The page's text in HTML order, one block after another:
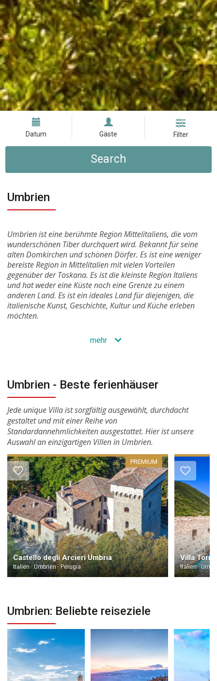
Datum Gäste Filter
Search
Umbrien
Umbrien ist eine berühmte Region Mittelitaliens, die vom
wunderschönen Tiber durchquert wird. Bekannt für seine
alten Domkirchen und schönen Dörfer. Es ist eine weniger
bereiste Region in Mittelitalien mit vielen Vorteilen
gegenüber der Toskana. Es ist die kleinste Region Italiens
und hat weder eine Küste noch eine Grenze zu einem
anderen Land. Es ist ein ideales Land für diejenigen, die
italienische Kunst, Geschichte, Kultur und Küche erleben
möchten.
mehr
Umbrien - Beste ferienhäuser
Jede unique Villa ist sorgfältig ausgewählt, durchdacht
gestaltet und mit einer Reihe von
Standardannehmlichkeiten ausgestattet. Hier ist unsere
Auswahl an einzigartigen Villen in Umbrien.
Castello degli Arcieri Umbria
Italien · Umbrien · Perugia
PREMIUM
Villa
Italien ·
Umbrien: Beliebte reiseziele